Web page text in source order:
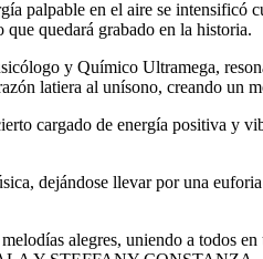
palpable en el aire se intensificó
quedará grabado en la historia.
y Químico Ultramega,
latiera al unísono, creando un
cargado de energía positiva y
dejándose llevar por una
alegres, uniendo a todos